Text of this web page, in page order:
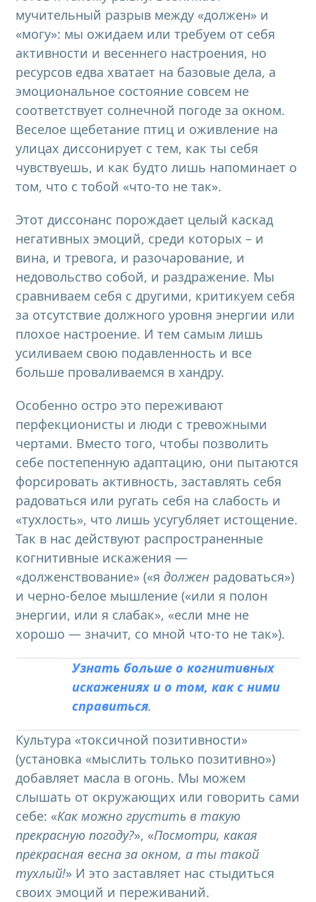
мучительный разрыв между «должен» и
«могу»: мы ожидаем или требуем от себя
активности и весеннего настроения, но
ресурсов едва хватает на базовые дела, а
эмоциональное состояние совсем не
соответствует солнечной погоде за окном.
Веселое щебетание птиц и оживление на
улицах диссонирует с тем, как ты себя
чувствуешь, и как будто лишь напоминает о
том, что с тобой «что-то не так».
Этот диссонанс порождает целый каскад
негативных эмоций, среди которых – и
вина, и тревога, и разочарование, и
недовольство собой, и раздражение. Мы
сравниваем себя с другими, критикуем себя
за отсутствие должного уровня энергии или
плохое настроение. И тем самым лишь
усиливаем свою подавленность и все
больше проваливаемся в хандру.
Особенно остро это переживают
перфекционисты и люди с тревожными
чертами. Вместо того, чтобы позволить
себе постепенную адаптацию, они пытаются
форсировать активность, заставлять себя
радоваться или ругать себя на слабость и
«тухлость», что лишь усугубляет истощение.
Так в нас действуют распространенные
когнитивные искажения —
«долженствование» («я должен радоваться»)
и черно-белое мышление («или я полон
энергии, или я слабак», «если мне не
хорошо — значит, со мной что-то не так»).
Узнать больше о когнитивных
искажениях и о том, как с ними
справиться.
Культура «токсичной позитивности»
(установка «мыслить только позитивно»)
добавляет масла в огонь. Мы можем
слышать от окружающих или говорить сами
себе: «Как можно грустить в такую
прекрасную погоду?», «Посмотри, какая
прекрасная весна за окном, а ты такой
тухлый!» И это заставляет нас стыдиться
своих эмоций и переживаний.